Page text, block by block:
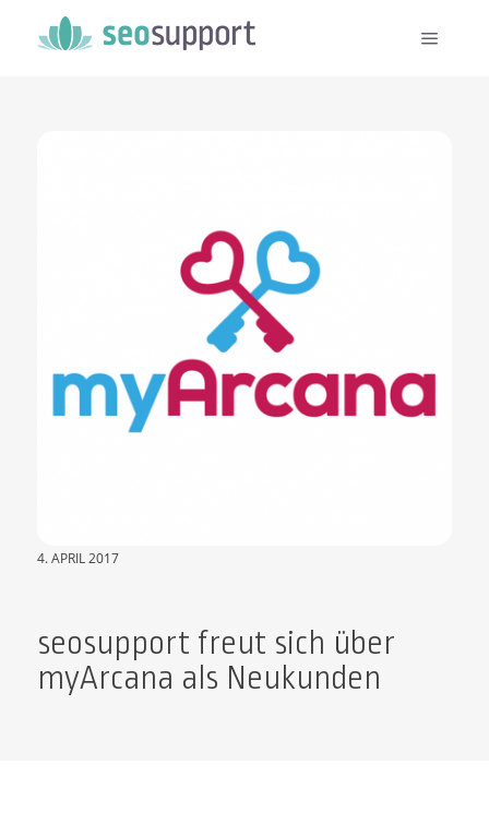
4. APRIL 2017
seosupport freut sich über
myArcana als Neukunden